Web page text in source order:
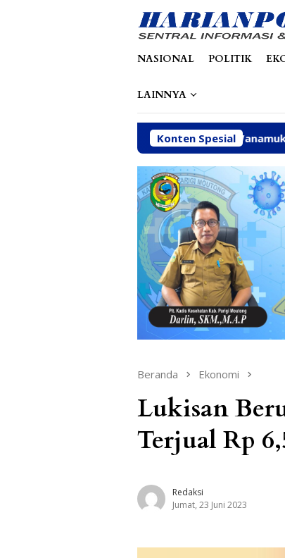
NASIONAL POLITIK
LAINNYA
Konten Spesial
Jalan Poros Wanamukti-Palapi Kembali
Beranda Ekonomi
Lukisan
Terjual Rp
Redaksi
Jumat, 23 Juni 2023